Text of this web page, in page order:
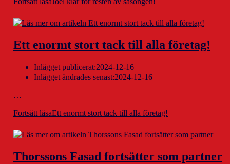
Ett enormt stort tack till alla företag!
Inlägget publicerat:2024-12-16
Inlägget ändrades senast:2024-12-16
…
Fortsätt läsaEtt enormt stort tack till alla företag!
Thorssons Fasad fortsätter som partner